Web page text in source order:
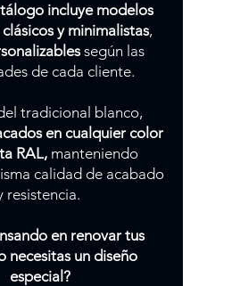
incluye modelos
y minimalistas,
según las
de cada cliente.
tradicional blanco,
en cualquier color
RAL,manteniendo
calidad de acabado
resistencia.
en renovar tus
necesitas un diseño
especial?